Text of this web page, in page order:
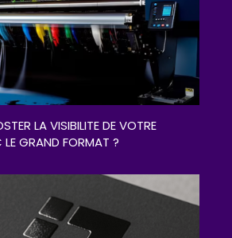
LA VISIBILITE DE VOTRE
LE GRAND FORMAT ?